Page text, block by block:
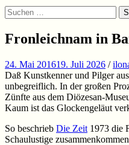
Suchen
Suchen
nach:
Fronleichnam in
24. Mai 201619. Juli 2026 /
Daß Kunstkenner und Pilger
unbegreiflich. In der großen
Zünfte aus dem Diözesan-
Kaum ist das Glockengeläut
So beschrieb Die Zeit 1973 die
Schaulustige